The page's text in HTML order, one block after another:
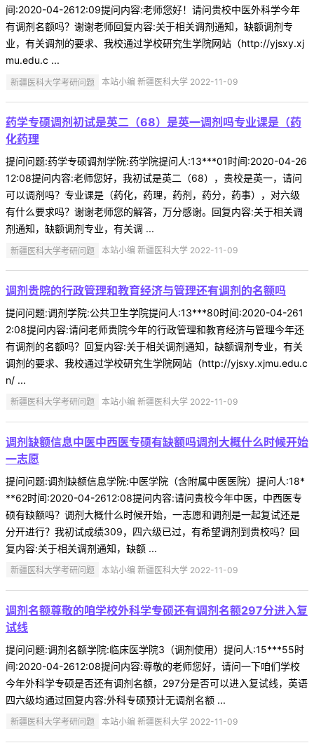
间:2020-04-2612:09提问内容:老师您好！请问贵校中医外科学今年
有调剂名额吗？谢谢老师回复内容:关于相关调剂通知，缺额调剂专
业，有关调剂的要求、我校通过学校研究生学院网站（http://yjsxy.xj
mu.edu.c ...
新疆医科大学考研问题 本站小编 新疆医科大学 2022-11-09
药学专硕调剂初试是英二（68）是英一调剂吗专业课是（药
化药理
提问问题:药学专硕调剂学院:药学院提问人:13***01时间:2020-04-26
12:08提问内容:老师您好，我初试是英二（68），贵校是英一，请问
可以调剂吗？专业课是（药化，药理，药剂，药分，药事），对六级
有什么要求吗？谢谢老师您的解答，万分感谢。回复内容:关于相关调
剂通知，缺额调剂专业，有关调 ...
新疆医科大学考研问题 本站小编 新疆医科大学 2022-11-09
调剂贵院的行政管理和教育经济与管理还有调剂的名额吗
提问问题:调剂学院:公共卫生学院提问人:13***80时间:2020-04-261
2:08提问内容:请问老师贵院今年的行政管理和教育经济与管理今年还
有调剂的名额吗？回复内容:关于相关调剂通知，缺额调剂专业，有关
调剂的要求、我校通过学校研究生学院网站（http://yjsxy.xjmu.edu.c
n/ ...
新疆医科大学考研问题 本站小编 新疆医科大学 2022-11-09
调剂缺额信息中医中西医专硕有缺额吗调剂大概什么时候开始
一志愿
提问问题:调剂缺额信息学院:中医学院（含附属中医医院）提问人:18*
**62时间:2020-04-2612:08提问内容:请问贵校今年中医，中西医专
硕有缺额吗？调剂大概什么时候开始，一志愿和调剂是一起复试还是
分开进行？我初试成绩309，四六级已过，有希望调剂到贵校吗？回
复内容:关于相关调剂通知，缺额 ...
新疆医科大学考研问题 本站小编 新疆医科大学 2022-11-09
调剂名额尊敬的咱学校外科学专硕还有调剂名额297分进入复
试线
提问问题:调剂名额学院:临床医学院3（调剂使用）提问人:15***55时
间:2020-04-2612:08提问内容:尊敬的老师您好，请问一下咱们学校
今年外科学专硕是否还有调剂名额，297分是否可以进入复试线，英语
四六级均通过回复内容:外科专硕预计无调剂名额 ...
新疆医科大学考研问题 本站小编 新疆医科大学 2022-11-09